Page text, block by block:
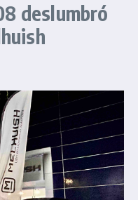
deslumbró